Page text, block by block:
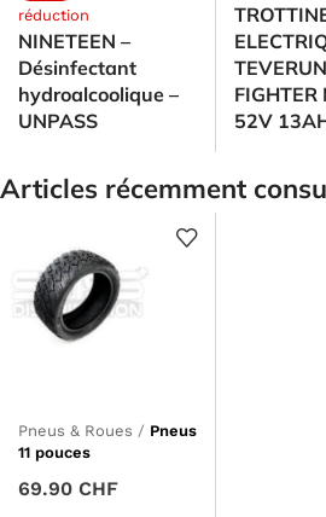
réduction
NINETEEN –
Désinfectant
hydroalcoolique –
UNPASS
TEVERUN
FIGHTER
52V
Articles récemment
Pneus & Roues / Pneus
11 pouces
69.90 CHF